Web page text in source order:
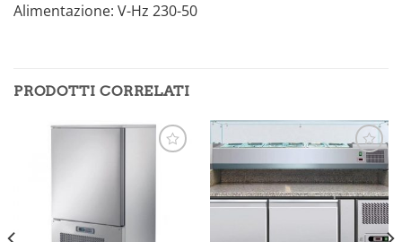
Alimentazione: V-Hz 230-50
PRODOTTI CORRELATI
Aggiungi
alla lista
dei
desideri